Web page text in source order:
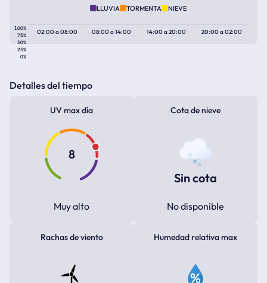
LLUVIA TORMENTA NIEVE
100%
75%
50%
25%
0%
02:00a08:00 08:00a14:00 14:00a20:00 20:00a02:00
Detalles del tiempo
UV max día
8
Muy alto
Cota de nieve
Sin cota
No disponible
Rachas de viento Humedad relativa max